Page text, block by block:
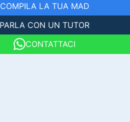
COMPILA LA TUA MAD
PARLA CON UN TUTOR
CONTATTACI